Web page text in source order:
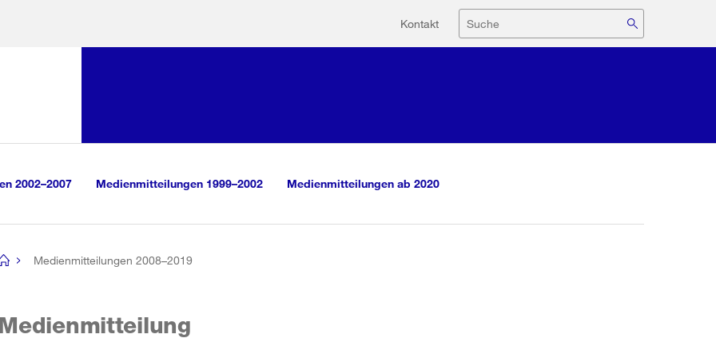
Hilfsnavigation
Kontakt Suche
2002–2007 Medienmitteilungen 1999–2002 Medienmitteilungen ab 2020
Medienmitteilungen 2008–2019